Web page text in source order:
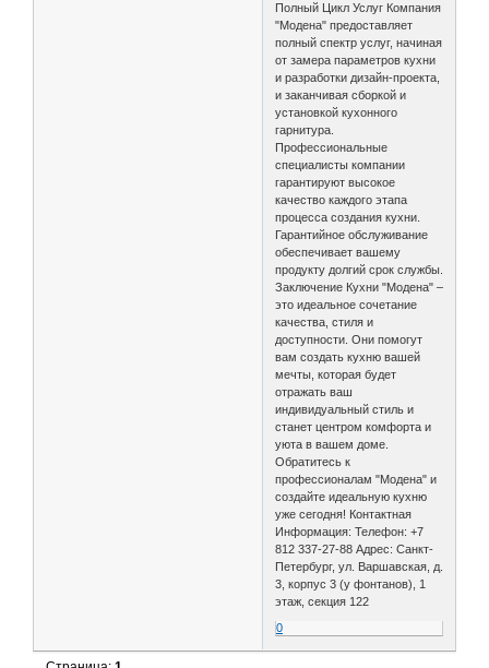
Полный Цикл Услуг Компания
"Модена" предоставляет
полный спектр услуг, начиная
от замера параметров кухни
и разработки дизайн-проекта,
и заканчивая сборкой и
установкой кухонного
гарнитура.
Профессиональные
специалисты компании
гарантируют высокое
качество каждого этапа
процесса создания кухни.
Гарантийное обслуживание
обеспечивает вашему
продукту долгий срок службы.
Заключение Кухни "Модена" –
это идеальное сочетание
качества, стиля и
доступности. Они помогут
вам создать кухню вашей
мечты, которая будет
отражать ваш
индивидуальный стиль и
станет центром комфорта и
уюта в вашем доме.
Обратитесь к
профессионалам "Модена" и
создайте идеальную кухню
уже сегодня! Контактная
Информация: Телефон: +7
812 337-27-88 Адрес: Санкт-
Петербург, ул. Варшавская, д.
3, корпус 3 (у фонтанов), 1
этаж, секция 122
0